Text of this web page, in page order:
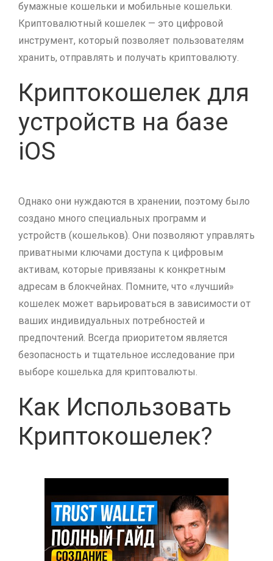
бумажные кошельки и мобильные кошельки.
Криптовалютный кошелек — это цифровой
инструмент, который позволяет пользователям
хранить, отправлять и получать криптовалюту.
Криптокошелек для
устройств на базе
iOS
Однако они нуждаются в хранении, поэтому было
создано много специальных программ и
устройств (кошельков). Они позволяют управлять
приватными ключами доступа к цифровым
активам, которые привязаны к конкретным
адресам в блокчейнах. Помните, что «лучший»
кошелек может варьироваться в зависимости от
ваших индивидуальных потребностей и
предпочтений. Всегда приоритетом является
безопасность и тщательное исследование при
выборе кошелька для криптовалюты.
Как Использовать
Криптокошелек?